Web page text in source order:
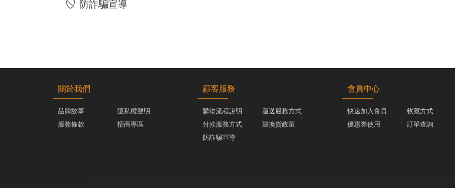
防詐騙宣導
關於我們
品牌故事
隱私權聲明
服務條款
招商專區
顧客服務
購物流程說明
運送服務方式
付款服務方式
退換貨政策
防詐騙宣導
會員中心
快速加入會員
收藏方式
優惠券使用
訂單查詢